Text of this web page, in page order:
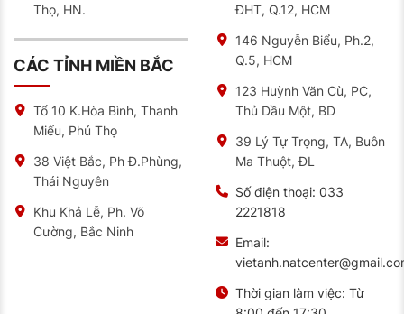
Khi đến với NAT, nếu bạn không am hiểu về các dòng
ra, bạn còn được chia sẻ về cách sử dụng lốp đúng
cách để đảm bảo an toàn cho mỗi chuyến đi.
Với cơ sở hiện đại, được trang bị đầy đủ các trang
thiết bị máy móc. NAT sẽ mang đến cho khách hàng
những trải nghiệm tuyệt vời.
Chính sách bảo hành 7 năm theo độ mòn gai tính từ
tuần sản xuất
Sản phẩm cho khả năng vận hành cực êm. Độ bám
đường và cảm giác lái ngay trong điều kiện đường
ướt rất tốt.
Feedback của khách hàng khi mua lốp
Thọ, HN.
CÁC TỈNH MIỀN BẮC
Tổ 10 K.Hòa Bình, Thanh
Miếu, Phú Thọ
38 Việt Bắc, Ph Đ.Phùng,
Thái Nguyên
Khu Khả Lễ, Ph. Võ
Cường, Bắc Ninh
ĐHT, Q.12, HCM
146 Nguyễn Biểu, Ph.2,
Q.5, HCM
123 Huỳnh Văn Cù, PC,
Thủ Dầu Một, BD
39 Lý Tự Trọng, TA, Buôn
Ma Thuột, ĐL
Số điện thoại: 033
2221818
Email:
Thời gian làm việc: Từ